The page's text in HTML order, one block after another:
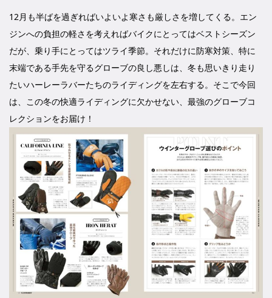
12月も半ばを過ぎればいよいよ寒さも厳しさを増してくる。エン
ジンへの負担の軽さを考えればバイクにとってはベストシーズン
だが、乗り手にとってはツライ季節。それだけに防寒対策、特に
末端である手先を守るグローブの良し悪しは、冬も思いきり走り
たいハーレーラバーたちのライディングを左右する。そこで今回
は、この冬の快適ライディングに欠かせない、最強のグローブコ
レクションをお届け！